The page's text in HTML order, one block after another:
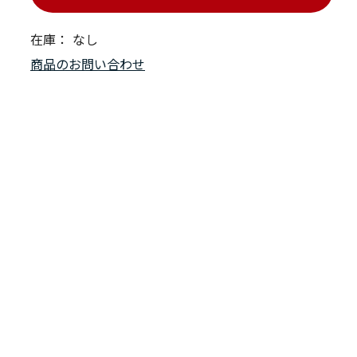
在庫： なし
商品のお問い合わせ